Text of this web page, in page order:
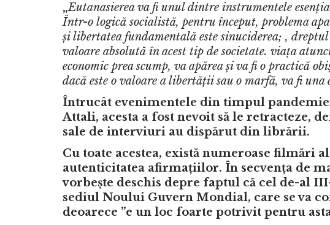
„Eutanasierea va fi unul dintre instrumentele
Într-o logică socialistă, pentru început, problema
și libertatea fundamentală este sinuciderea; ,
valoare absolută în acest tip de societate. viața
economic prea scump, va apărea și va fi o practică
dacă este o valoare a libertății sau o marfă, va fi
Întrucât evenimentele din timpul
Attali, acesta a fost nevoit să le retracteze,
sale de interviuri au dispărut din librării.
Cu toate acestea, există numeroase filmări
autenticitatea afirmațiilor. În secvența de
vorbește deschis depre faptul că cel de-al
sediul Noului Guvern Mondial, care se va
deoarece ”e un loc foarte potrivit pentru